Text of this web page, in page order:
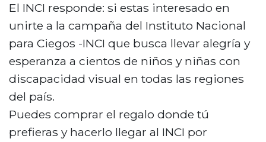
El INCI responde: si estas interesado en
unirte a la campaña del Instituto Nacional
para Ciegos -INCI que busca llevar alegría y
esperanza a cientos de niños y niñas con
discapacidad visual en todas las regiones
del país.
Puedes comprar el regalo donde tú
prefieras y hacerlo llegar al INCI por